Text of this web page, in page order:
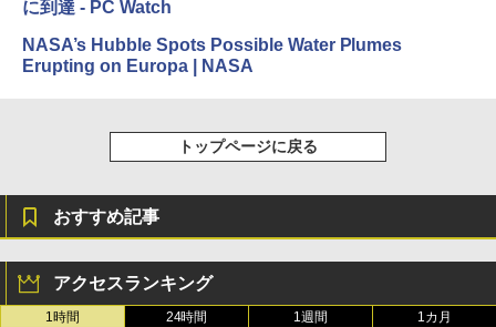
に到達 - PC Watch
NASA’s Hubble Spots Possible Water Plumes
Erupting on Europa | NASA
トップページに戻る
おすすめ記事
アクセスランキング
1時間 24時間 1週間 1カ月